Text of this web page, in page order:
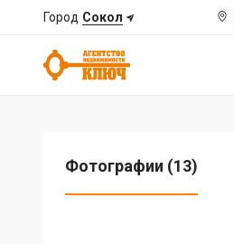
Город Сокол
Фотографии (13)